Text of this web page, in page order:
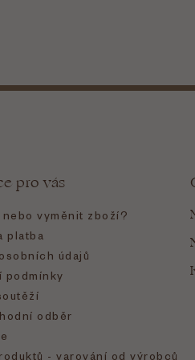
pro vás
vyměnit zboží?
platba
údajů
podmínky
odběr
- varování od výrobců